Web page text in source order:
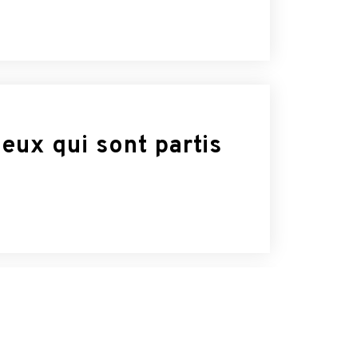
qui sont partis